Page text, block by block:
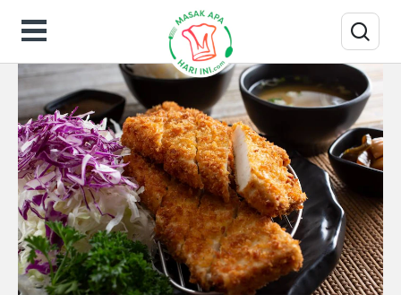
Resep Masakan